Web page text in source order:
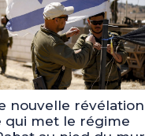
nouvelle révélation
qui met le régime